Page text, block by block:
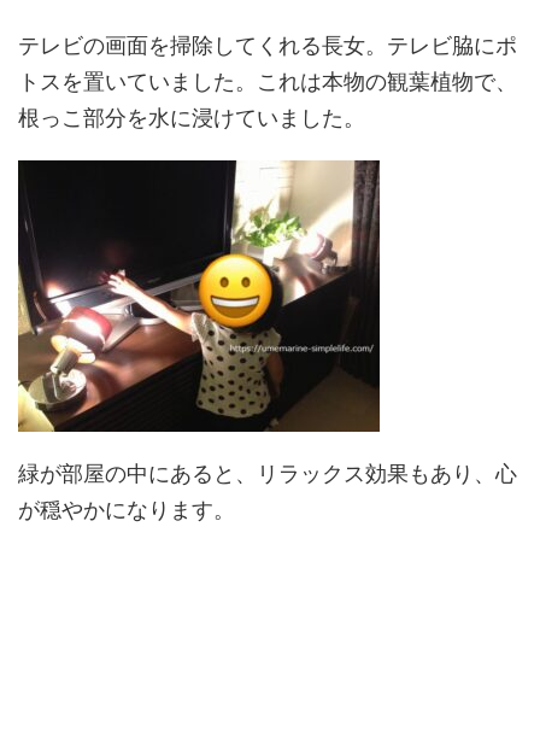
テレビの画面を掃除してくれる長女。テレビ脇にポ
トスを置いていました。これは本物の観葉植物で、
根っこ部分を水に浸けていました。
緑が部屋の中にあると、リラックス効果もあり、心
が穏やかになります。